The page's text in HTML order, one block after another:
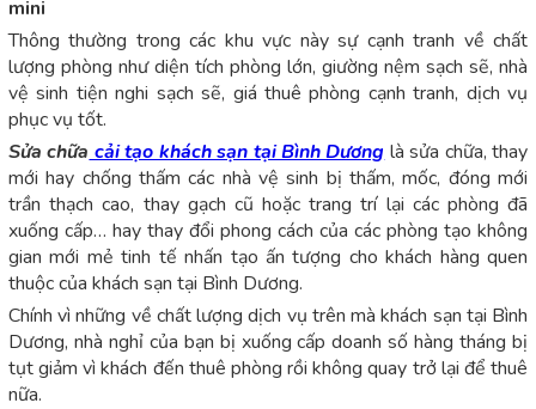
mini
Thông thường trong các khu vực này sự cạnh tranh về chất
lượng phòng như diện tích phòng lớn, giường nệm sạch sẽ, nhà
vệ sinh tiện nghi sạch sẽ, giá thuê phòng cạnh tranh, dịch vụ
phục vụ tốt.
Sửa chữa cải tạo khách sạn tại Bình Dương là sửa chữa, thay
mới hay chống thấm các nhà vệ sinh bị thấm, mốc, đóng mới
trần thạch cao, thay gạch cũ hoặc trang trí lại các phòng đã
xuống cấp… hay thay đổi phong cách của các phòng tạo không
gian mới mẻ tinh tế nhấn tạo ấn tượng cho khách hàng quen
thuộc của khách sạn tại Bình Dương.
Chính vì những về chất lượng dịch vụ trên mà khách sạn tại Bình
Dương, nhà nghỉ của bạn bị xuống cấp doanh số hàng tháng bị
tụt giảm vì khách đến thuê phòng rồi không quay trở lại để thuê
nữa.